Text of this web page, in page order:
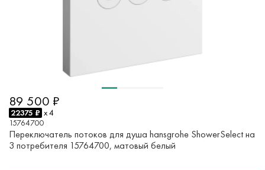
89 500 ₽
22375 ₽ x 4
15764700
Переключатель потоков для душа hansgrohe ShowerSelect на
3 потребителя 15764700, матовый белый